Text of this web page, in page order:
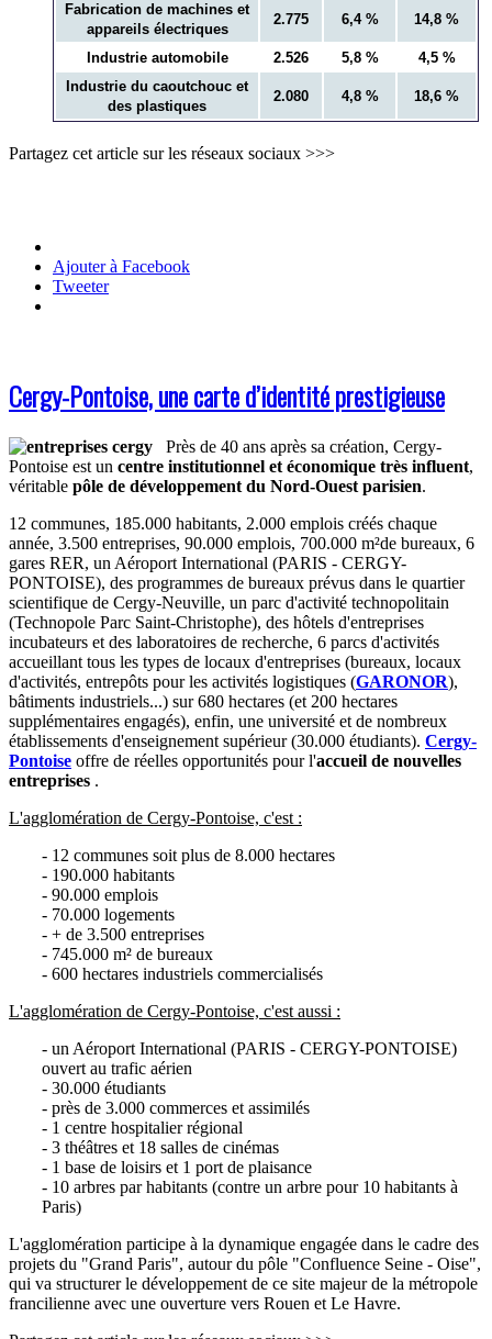
Fabrication de machines et
appareils électriques
2.775 6,4 % 14,8 %
Industrie automobile 2.526 5,8 %
4,5 %
Industrie du caoutchouc et
des plastiques
2.080 4,8 % 18,6 %
Partagez cet article sur les réseaux sociaux >>>
Ajouter à Facebook
Tweeter
Cergy-Pontoise, une carte d’identité prestigieuse
Près de 40 ans après sa création, Cergy-
Pontoise est un centre institutionnel et économique très influent,
véritable pôle de développement du Nord-Ouest parisien.
12 communes, 185.000 habitants, 2.000 emplois créés chaque
année, 3.500 entreprises, 90.000 emplois, 700.000 m²de bureaux, 6
gares RER, un Aéroport International (PARIS - CERGY-
PONTOISE), des programmes de bureaux prévus dans le quartier
scientifique de Cergy-Neuville, un parc d'activité technopolitain
(Technopole Parc Saint-Christophe), des hôtels d'entreprises
incubateurs et des laboratoires de recherche, 6 parcs d'activités
accueillant tous les types de locaux d'entreprises (bureaux, locaux
d'activités, entrepôts pour les activités logistiques (GARONOR),
bâtiments industriels...) sur 680 hectares (et 200 hectares
supplémentaires engagés), enfin, une université et de nombreux
établissements d'enseignement supérieur (30.000 étudiants). Cergy-
Pontoise offre de réelles opportunités pour l'accueil de nouvelles
entreprises .
L'agglomération de Cergy-Pontoise, c'est :
- 12 communes soit plus de 8.000 hectares
- 190.000 habitants
- 90.000 emplois
- 70.000 logements
- + de 3.500 entreprises
- 745.000 m² de bureaux
- 600 hectares industriels commercialisés
L'agglomération de Cergy-Pontoise, c'est aussi :
- un Aéroport International (PARIS - CERGY-PONTOISE)
ouvert au trafic aérien
- 30.000 étudiants
- près de 3.000 commerces et assimilés
- 1 centre hospitalier régional
- 3 théâtres et 18 salles de cinémas
- 1 base de loisirs et 1 port de plaisance
- 10 arbres par habitants (contre un arbre pour 10 habitants à
Paris)
L'agglomération participe à la dynamique engagée dans le cadre des
projets du "Grand Paris", autour du pôle "Confluence Seine - Oise",
qui va structurer le développement de ce site majeur de la métropole
francilienne avec une ouverture vers Rouen et Le Havre.